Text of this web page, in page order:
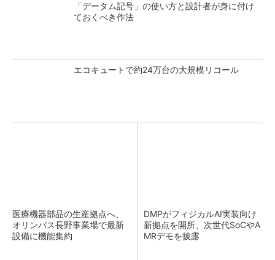
「データム記号」の使い方と設計者が身に付け
ておくべき作法
エコキュートで約24万台の大規模リコール
医療機器部品の生産拠点へ、
オリンパス長野事業場で最新
設備に機能集約
DMPがフィジカルAI実装向け
新拠点を開所、次世代SoCやA
MRデモを披露